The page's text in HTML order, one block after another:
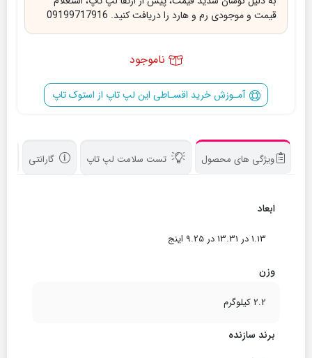
قیمت و موجودی رم و هارد را دریافت کنید. 09199717916
ناموجود
آمـوزش خرید اقسـاطی این لپ تاپ از استوک تاپ
ویژگی های محصول تست سلامت لپ تاپ گارانتی
ابعاد
1.13 در 13.31 در 9.25 اینج
وزن
2.2 کیلوگرم
برند سازنده